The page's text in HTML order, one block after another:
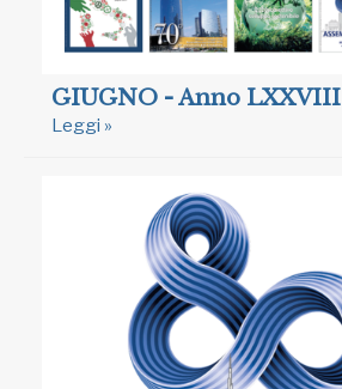
GIUGNO - Anno LXXVIII
Leggi »